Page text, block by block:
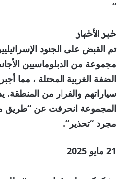
”
خبر الأخبار
تم القبض على الجنود
مجموعة من الدبلوماسيين
الضفة الغربية المحتلة ، مما
سياراتهم والفرار من
المجموعة انحرفت عن “طريق
مجرد “تحذير”.
تم
21 مايو 2025